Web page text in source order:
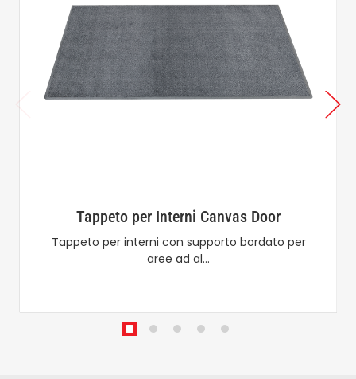
Tappeto per Interni Canvas Door
Tappeto per interni con supporto bordato per
aree ad al…